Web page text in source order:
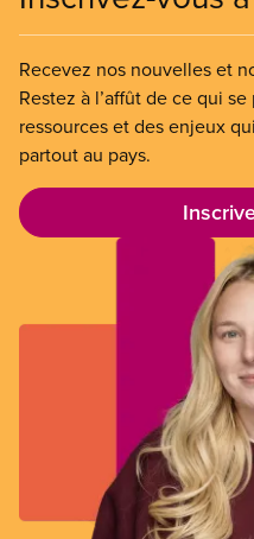
Recevez nos nouvelles et
Restez à l’affût de ce qui
ressources et des enjeux
partout au pays.